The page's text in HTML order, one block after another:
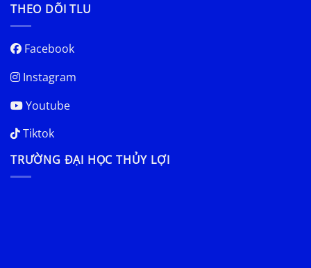
THEO DÕI TLU
Facebook
Instagram
Youtube
Tiktok
TRƯỜNG ĐẠI HỌC THỦY LỢI